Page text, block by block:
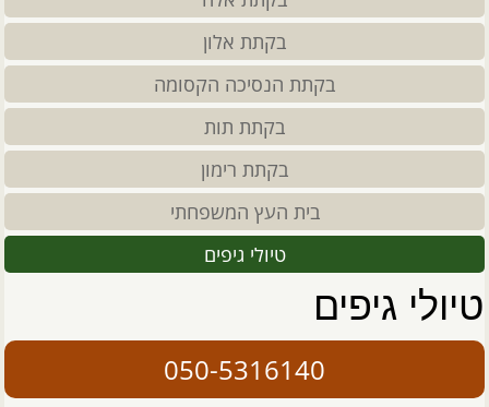
בקתת אלון
בקתת הנסיכה הקסומה
בקתת תות
בקתת רימון
בית העץ המשפחתי
טיולי גיפים
טיולי גיפים
050-5316140